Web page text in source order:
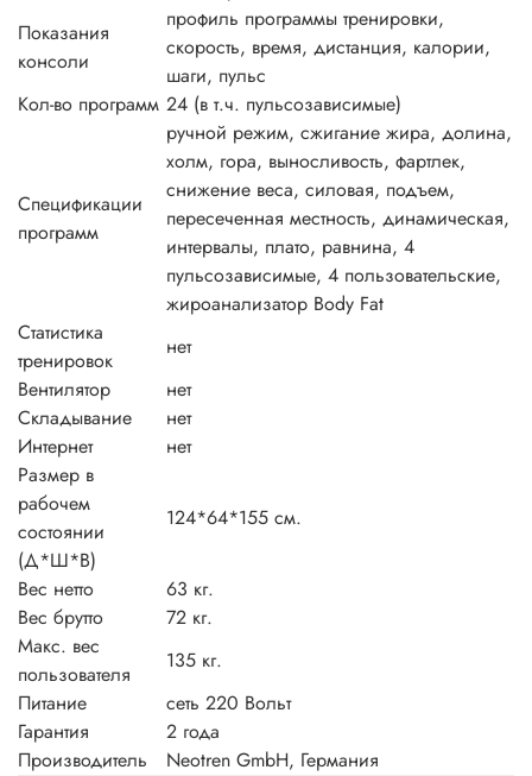
Показания
консоли
профиль программы тренировки,
скорость, время, дистанция, калории,
шаги, пульс
Кол-во программ 24 (в т.ч. пульсозависимые)
Спецификации
программ
ручной режим, сжигание жира, долина,
холм, гора, выносливость, фартлек,
снижение веса, силовая, подъем,
пересеченная местность, динамическая,
интервалы, плато, равнина, 4
пульсозависимые, 4 пользовательские,
жироанализатор Body Fat
Статистика
тренировок
нет
Вентилятор
нет
Складывание
нет
Интернет
нет
Размер в
рабочем
состоянии
(Д*Ш*В)
124*64*155 см.
Вес нетто
63 кг.
Вес брутто
72 кг.
Макс. вес
пользователя
135 кг.
Питание
сеть 220 Вольт
Гарантия
2 года
Производитель
Neotren GmbH, Германия